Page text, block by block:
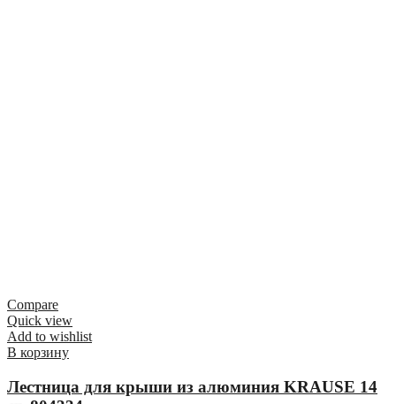
Compare
Quick view
Add to wishlist
В корзину
Лестница для крыши из алюминия KRAUSE 14